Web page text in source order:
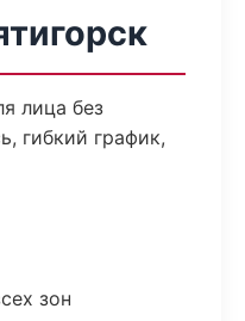
лица без
гибкий график,
зон